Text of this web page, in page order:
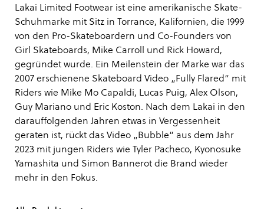
Lakai Limited Footwear ist eine amerikanische Skate-
Schuhmarke mit Sitz in Torrance, Kalifornien, die 1999
von den Pro-Skateboardern und Co-Founders von
Girl Skateboards, Mike Carroll und Rick Howard,
gegründet wurde. Ein Meilenstein der Marke war das
2007 erschienene Skateboard Video „Fully Flared“ mit
Riders wie Mike Mo Capaldi, Lucas Puig, Alex Olson,
Guy Mariano und Eric Koston. Nach dem Lakai in den
darauffolgenden Jahren etwas in Vergessenheit
geraten ist, rückt das Video „Bubble“ aus dem Jahr
2023 mit jungen Riders wie Tyler Pacheco, Kyonosuke
Yamashita und Simon Bannerot die Brand wieder
mehr in den Fokus.